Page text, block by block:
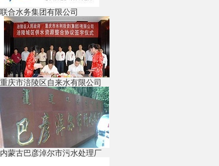
联合水务集团有限公司
重庆市涪陵区自来水有限公司
内蒙古巴彦淖尔市污水处理厂